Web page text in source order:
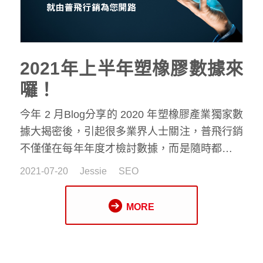
2021年上半年塑橡膠數據來
囉！
今年 2 月Blog分享的 2020 年塑橡膠產業獨家數
據大揭密後，引起很多業界人士關注，普飛行銷
不僅僅在每年年度才檢討數據，而是隨時都在檢
視數據，剛好前幾天才結束年中會議，就讓大家
來看看今年上半年的表現吧。
2021-07-20 Jessie SEO
MORE